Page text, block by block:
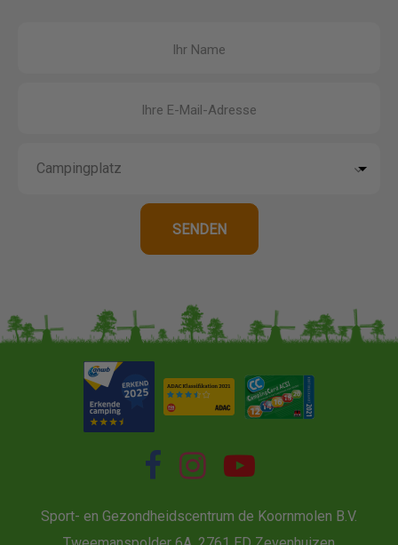
Ihr Name
Ihre E-Mail-Adresse
Sport- en Gezondheidscentrum de Koornmolen B.V.